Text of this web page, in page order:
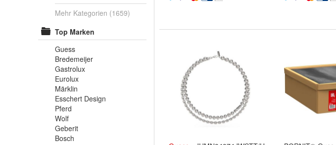
Mehr Kategorien (1659)
Top Marken
Guess
Bredemeijer
Gastrolux
Eurolux
Märklin
Esschert Design
Pferd
Wolf
Geberit
Bosch